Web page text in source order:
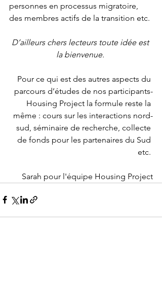
personnes en processus migratoire,
des membres actifs de la transition etc.
D’ailleurs chers lecteurs toute idée est
la bienvenue.
Pour ce qui est des autres aspects du
parcours d’études de nos participants-
Housing Project la formule reste la
même : cours sur les interactions nord-
sud, séminaire de recherche, collecte
de fonds pour les partenaires du Sud
etc.
Sarah pour l'équipe Housing Project